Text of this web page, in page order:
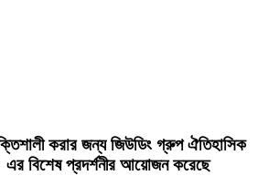
করার জন্য জিউডিং গ্রুপ ঐতিহাসিক
বিশেষ প্রদর্শনীর আয়োজন করেছে